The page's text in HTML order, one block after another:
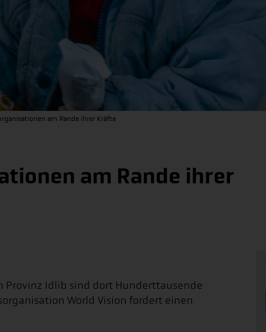
am Rande ihrer Kräfte
am Rande ihrer
Provinz Idlib sind dort Hunderttausende
World Vision fordert einen